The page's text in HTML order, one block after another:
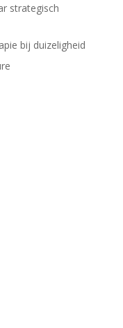
strategisch
bij duizeligheid